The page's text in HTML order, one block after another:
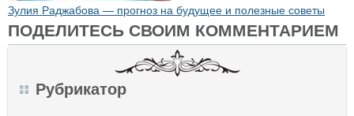
Зулия Раджабова — прогноз на будущее и полезные советы
ПОДЕЛИТЕСЬ СВОИМ КОММЕНТАРИЕМ
Рубрикатор